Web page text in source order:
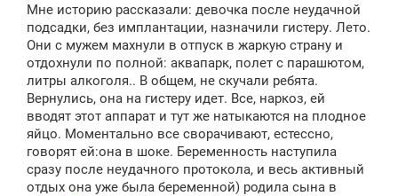
Мне историю рассказали: девочка после неудачной
подсадки, без имплантации, назначили гистеру. Лето.
Они с мужем махнули в отпуск в жаркую страну и
отдохнули по полной: аквапарк, полет с парашютом,
литры алкоголя.. В общем, не скучали ребята.
Вернулись, она на гистеру идет. Все, наркоз, ей
вводят этот аппарат и тут же натыкаются на плодное
яйцо. Моментально все сворачивают, естессно,
говорят ей:она в шоке. Беременность наступила
сразу после неудачного протокола, и весь активный
отдых она уже была беременной) родила сына в